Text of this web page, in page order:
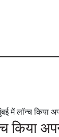
में लॉन्च किया